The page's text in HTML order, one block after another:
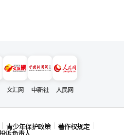
文汇网 中新社 人民网
青少年保护政策 著作权规定